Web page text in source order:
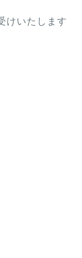
けいたします